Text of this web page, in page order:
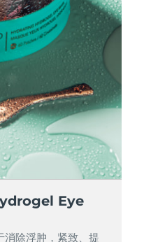
Eye
消除浮肿，紧致、提